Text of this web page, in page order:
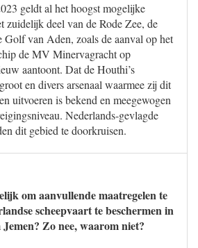
geldt al het hoogst mogelijke
zuidelijk deel van de Rode Zee, de
Golf van Aden, zoals de aanval op het
de MV Minervagracht op
aantoont. Dat de Houthi’s
en divers arsenaal waarmee zij dit
uitvoeren is bekend en meegewogen
Nederlands-gevlagde
dit gebied te doorkruisen.
om aanvullende maatregelen te
scheepvaart te beschermen in
Zo nee, waarom niet?